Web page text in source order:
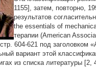
1155], затем, повторно,
результатов
the essentials of
терапии (American
604-621 под заголовком
вариант этой
из списка литературы [2,